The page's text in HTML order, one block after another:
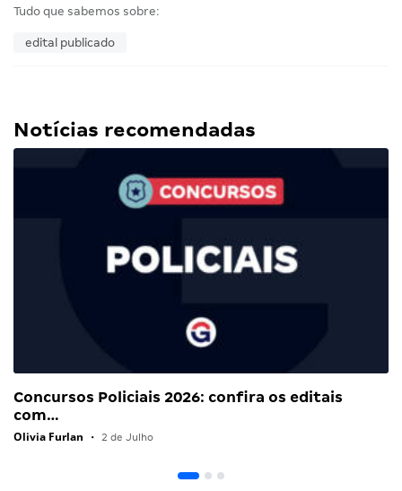
Tudo que sabemos sobre:
edital publicado
Notícias recomendadas
Concursos Policiais 2026: confira os editais
com…
Olivia Furlan • 2 de Julho